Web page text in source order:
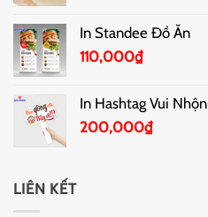
In Standee Đồ Ăn
110,000₫
In Hashtag Vui Nhộn
200,000₫
LIÊN KẾT